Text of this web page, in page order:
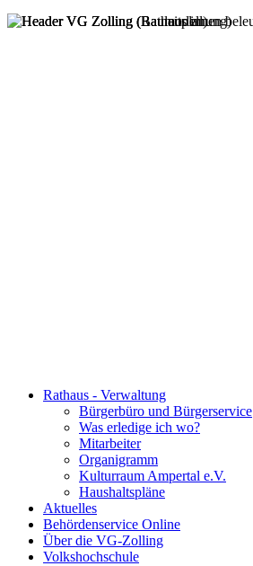
Rathaus - Verwaltung
Bürgerbüro und Bürgerservice
Was erledige ich wo?
Mitarbeiter
Organigramm
Kulturraum Ampertal e.V.
Haushaltspläne
Aktuelles
Behördenservice Online
Über die VG-Zolling
Volkshochschule